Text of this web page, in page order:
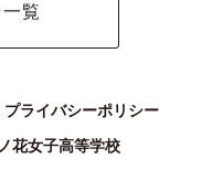
覧
ライバシーポリシー
花女子高等学校